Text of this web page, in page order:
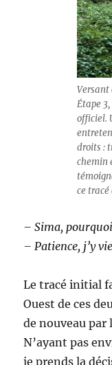
Versant
Étape
officiel.
droits :
chemin
ce
– Sima,
– Patience, j’y
Le tracé initial
Ouest de ces
de nouveau par
N’ayant pas
je prends la